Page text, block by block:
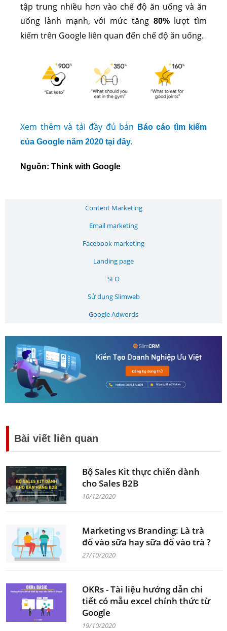
tập trung nhiều hơn vào chế độ ăn uống và ăn
uống lành mạnh, với mức tăng80%lượt tìm
kiếm trên Google liên quan đến chế độ ăn uống.
Xem thêm và tải đầy đủ bản
Báo cáo tìm kiếm
của Google năm 2020 tại đây.
Nguồn: Think with Google
Content Marketing
Email marketing
Facebook marketing
Landing page
SEO
Sử dụng Slimweb
Google Adwords
Bài viết liên quan
Bộ Sales Kit thực chiến dành
cho Sales B2B
10/12/2020
Marketing vs Branding: Là trà
đổ vào sữa hay sữa đổ vào trà ?
27/10/2020
OKRs - Tài liệu hướng dẫn chi
tiết có mẫu excel chính thức từ
Google
19/10/2020